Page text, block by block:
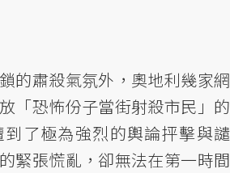
的肅殺氣氛外，奧地利幾家網
「恐怖份子當街射殺市民」的
了極為強烈的輿論抨擊與譴
緊張慌亂，卻無法在第一時間